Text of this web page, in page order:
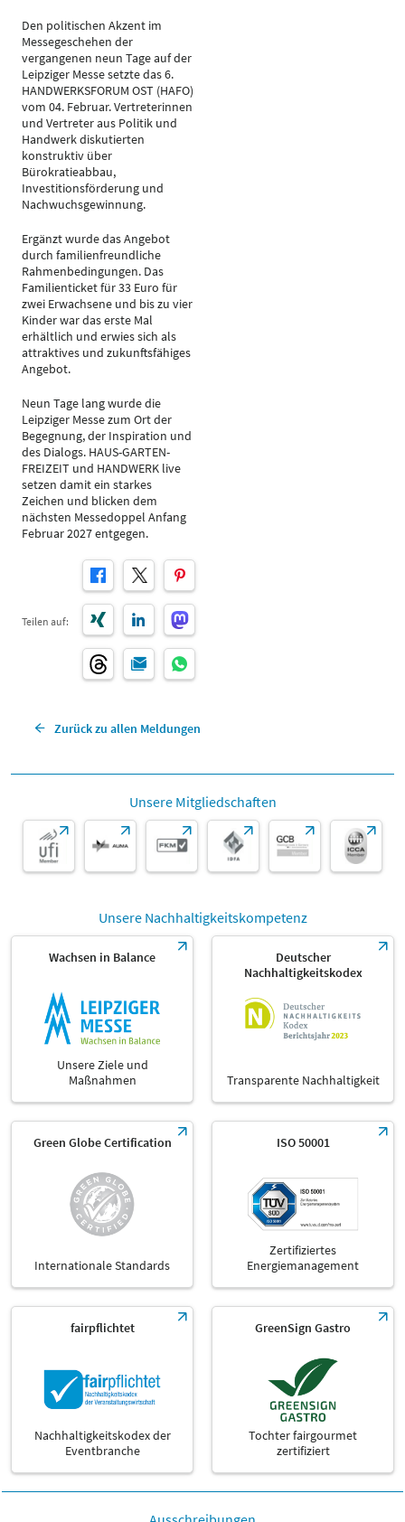
Den politischen Akzent im
Messegeschehen der
vergangenen neun Tage auf der
Leipziger Messe setzte das 6.
HANDWERKSFORUM OST (HAFO)
vom 04. Februar. Vertreterinnen
und Vertreter aus Politik und
Handwerk diskutierten
konstruktiv über
Bürokratieabbau,
Investitionsförderung und
Nachwuchsgewinnung.
Ergänzt wurde das Angebot
durch familienfreundliche
Rahmenbedingungen. Das
Familienticket für 33 Euro für
zwei Erwachsene und bis zu vier
Kinder war das erste Mal
erhältlich und erwies sich als
attraktives und zukunftsfähiges
Angebot.
Neun Tage lang wurde die
Leipziger Messe zum Ort der
Begegnung, der Inspiration und
des Dialogs. HAUS-GARTEN-
FREIZEIT und HANDWERK live
setzen damit ein starkes
Zeichen und blicken dem
nächsten Messedoppel Anfang
Februar 2027 entgegen.
Teilen auf:
Zurück zu allen Meldungen
Unsere Mitgliedschaften
Unsere Nachhaltigkeitskompetenz
Wachsen in Balance
Unsere Ziele und
Maßnahmen
Deutscher
Nachhaltigkeitskodex
Transparente Nachhaltigkeit
Green Globe Certification
Internationale Standards
ISO 50001
Zertifiziertes
Energiemanagement
fairpflichtet
Nachhaltigkeitskodex der
Eventbranche
GreenSign Gastro
Tochter fairgourmet
zertifiziert